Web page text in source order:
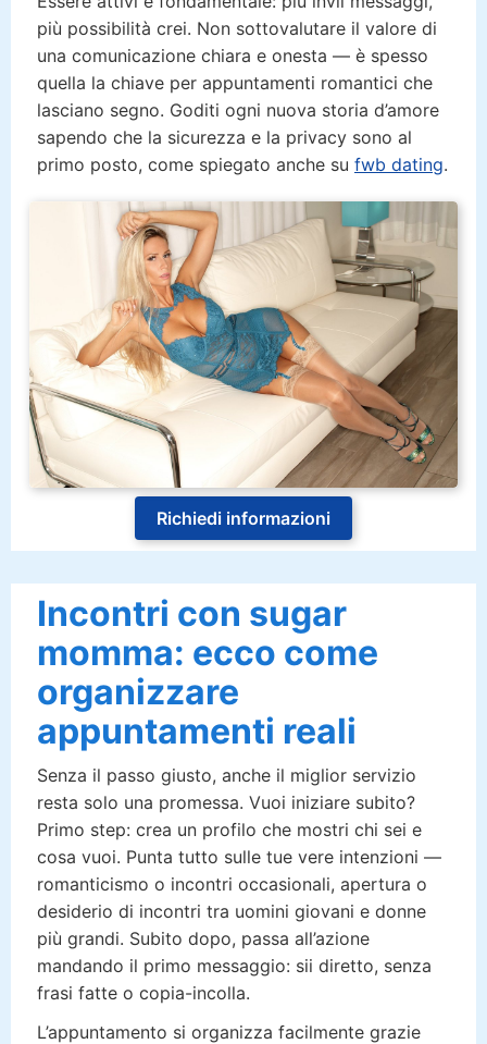
più possibilità crei. Non sottovalutare il valore di
una comunicazione chiara e onesta — è spesso
quella la chiave per appuntamenti romantici che
lasciano segno. Goditi ogni nuova storia d’amore
sapendo che la sicurezza e la privacy sono al
primo posto, come spiegato anche su fwb dating.
Richiedi informazioni
Incontri con sugar
momma: ecco come
organizzare
appuntamenti reali
Senza il passo giusto, anche il miglior servizio
resta solo una promessa. Vuoi iniziare subito?
Primo step: crea un profilo che mostri chi sei e
cosa vuoi. Punta tutto sulle tue vere intenzioni —
romanticismo o incontri occasionali, apertura o
desiderio di incontri tra uomini giovani e donne
più grandi. Subito dopo, passa all’azione
mandando il primo messaggio: sii diretto, senza
frasi fatte o copia-incolla.
L’appuntamento si organizza facilmente grazie